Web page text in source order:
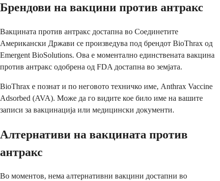
Брендови на вакцини против антракс
Вакцината против антракс достапна во Соединетите
Американски Држави се произведува под брендот BioThrax од
Emergent BioSolutions. Ова е моментално единствената вакцина
против антракс одобрена од FDA достапна во земјата.
BioThrax е познат и по неговото техничко име, Anthrax Vaccine
Adsorbed (AVA). Може да го видите кое било име на вашите
записи за вакцинација или медицински документи.
Алтернативи на вакцината против
антракс
Во моментов, нема алтернативни вакцини достапни во